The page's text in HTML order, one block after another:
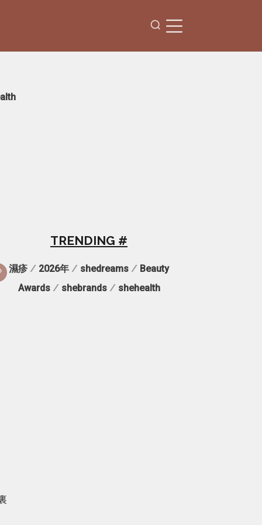
TRENDING #
濕疹 / 2026年 / shedreams / Beauty
Awards/ shebrands/ shehealth